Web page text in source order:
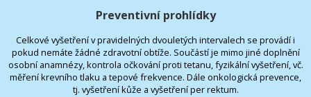
Preventivní prohlídky
Celkové vyšetření v pravidelných dvouletých intervalech se provádí i
pokud nemáte žádné zdravotní obtíže. Součástí je mimo jiné doplnění
osobní anamnézy, kontrola očkování proti tetanu, fyzikální vyšetření, vč.
měření krevního tlaku a tepové frekvence. Dále onkologická prevence,
tj. vyšetření kůže a vyšetření per rektum.